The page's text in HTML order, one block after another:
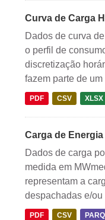
Curva de Carga
Dados de curva
o perfil de
discretização
fazem parte de
PDF CSV XLSX
Carga de Energia
Dados de carga
medida em
representam a
despachadas e/
PDF CSV